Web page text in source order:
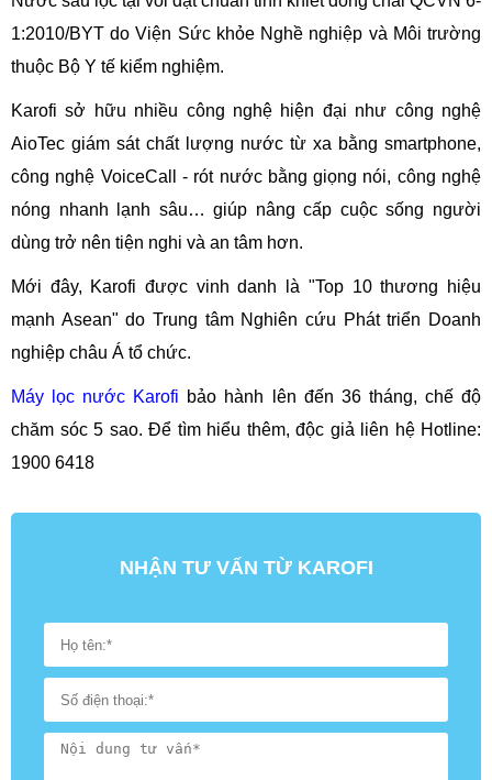
1:2010/BYT do Viện Sức khỏe Nghề nghiệp và Môi trường
thuộc Bộ Y tế kiểm nghiệm.
Karofi sở hữu nhiều công nghệ hiện đại như công nghệ
AioTec giám sát chất lượng nước từ xa bằng smartphone,
công nghệ VoiceCall - rót nước bằng giọng nói, công nghệ
nóng nhanh lạnh sâu… giúp nâng cấp cuộc sống người
dùng trở nên tiện nghi và an tâm hơn.
Mới đây, Karofi được vinh danh là "Top 10 thương hiệu
mạnh Asean" do Trung tâm Nghiên cứu Phát triển Doanh
nghiệp châu Á tổ chức.
Máy lọc nước Karofi bảo hành lên đến 36 tháng, chế độ
chăm sóc 5 sao. Để tìm hiểu thêm, độc giả liên hệ Hotline:
1900 6418
NHẬN TƯ VẤN TỪ KAROFI